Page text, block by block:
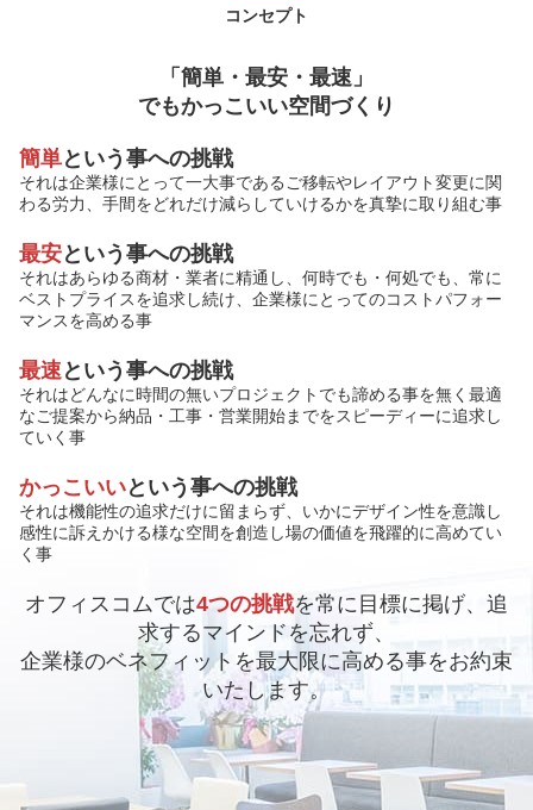
コンセプト
「簡単・最安・最速」
でもかっこいい空間づくり
簡単という事への挑戦
それは企業様にとって一大事であるご移転やレイアウト変更に関
わる労力、手間をどれだけ減らしていけるかを真摯に取り組む事
最安という事への挑戦
それはあらゆる商材・業者に精通し、何時でも・何処でも、常に
ベストプライスを追求し続け、企業様にとってのコストパフォー
マンスを高める事
最速という事への挑戦
それはどんなに時間の無いプロジェクトでも諦める事を無く最適
なご提案から納品・工事・営業開始までをスピーディーに追求し
ていく事
かっこいいという事への挑戦
それは機能性の追求だけに留まらず、いかにデザイン性を意識し
感性に訴えかける様な空間を創造し場の価値を飛躍的に高めてい
く事
オフィスコムでは4つの挑戦を常に目標に掲げ、追
求するマインドを忘れず、
企業様のベネフィットを最大限に高める事をお約束
いたします。